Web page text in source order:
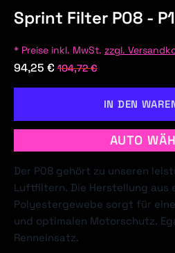
Sprint Filter P08 -
* Preise inkl. MwSt. zzgl.
94,25 € 104,72 €
IN DEN
AUTO
Der P08 gehört zu unseren
Luftfiltern. Die Herstellung aus
Polyestergewebe sorgt für
und optimalen Motorschutz.
Renneinsatz.